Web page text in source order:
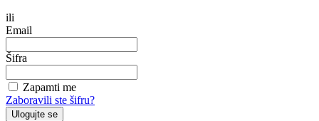
ili
Email
Šifra
Zapamti me
Zaboravili ste šifru?
Ulogujte se